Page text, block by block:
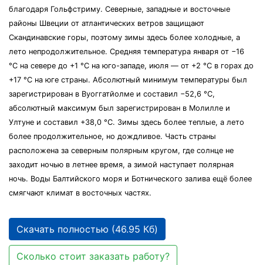
благодаря Гольфстриму. Северные, западные и восточные
районы Швеции от атлантических ветров защищают
Скандинавские горы, поэтому зимы здесь более холодные, а
лето непродолжительное. Средняя температура января от −16
°C на севере до +1 °C на юго-западе, июля — от +2 °C в горах до
+17 °C на юге страны. Абсолютный минимум температуры был
зарегистрирован в Вуоггатйолме и составил −52,6 °C,
абсолютный максимум был зарегистрирован в Молилле и
Ултуне и составил +38,0 °C. Зимы здесь более теплые, а лето
более продолжительное, но дождливое. Часть страны
расположена за северным полярным кругом, где солнце не
заходит ночью в летнее время, а зимой наступает полярная
ночь. Воды Балтийского моря и Ботнического залива ещё более
смягчают климат в восточных частях.
Скачать полностью (46.95 Кб)
Сколько стоит заказать работу?